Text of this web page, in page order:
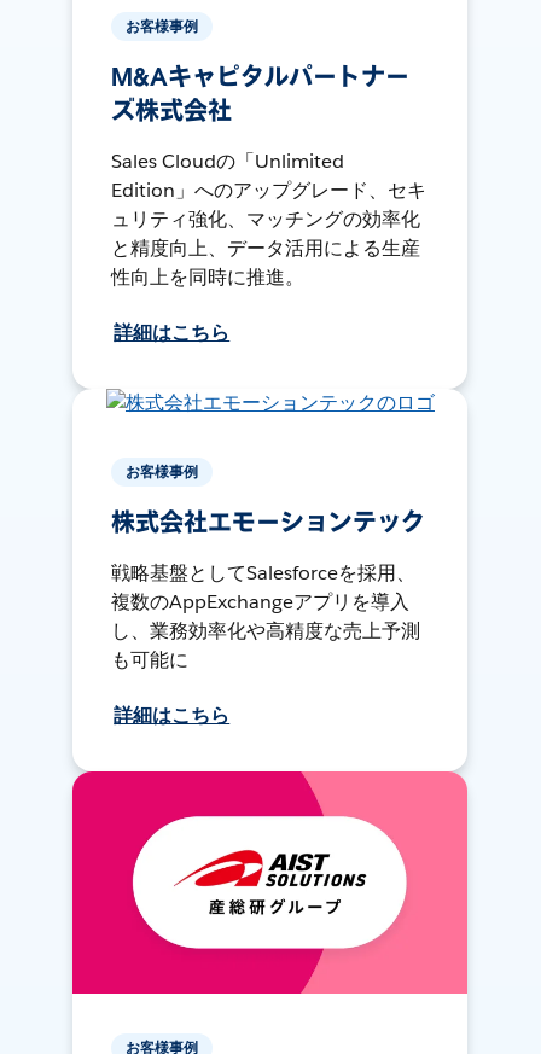
お客様事例
M&Aキャピタルパートナー
ズ株式会社
Sales Cloudの「Unlimited
Edition」へのアップグレード、セキ
ュリティ強化、マッチングの効率化
と精度向上、データ活用による生産
性向上を同時に推進。
詳細はこちら
お客様事例
株式会社エモーションテック
戦略基盤としてSalesforceを採用、
複数のAppExchangeアプリを導入
し、業務効率化や高精度な売上予測
も可能に
詳細はこちら
お客様事例